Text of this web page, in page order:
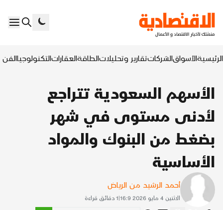
الرئيسيةالأسواقالشركاتتقارير وتحليلاتالطاقةالعقاراتالتكنولوجياالفن
الأسهم السعودية تتراجع
لأدنى مستوى في شهر
بضغط من البنوك والمواد
الأساسية
أحمد الرشيد من الرياض
الاثنين 4 مايو 2026 16:9 |
1 دقائق قراءة